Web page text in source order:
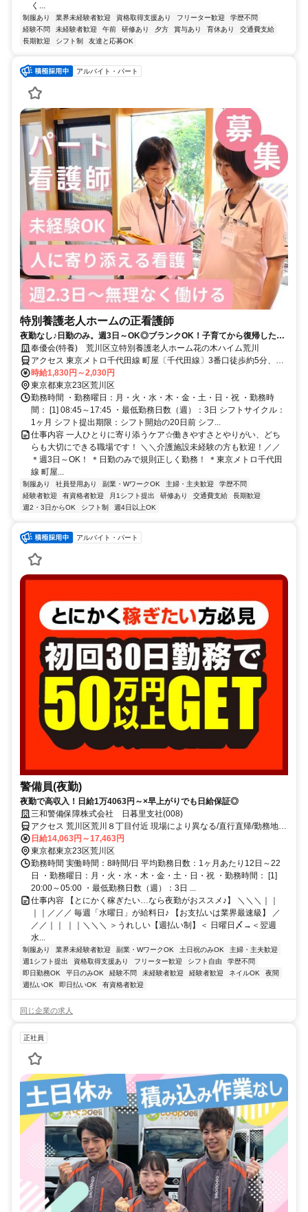
く...
制服あり 業界未経験者歓迎 資格取得支援あり フリーター歓迎
学歴不問
経験不問
未経験者歓迎 午前 研修あり 夕方 賞与あり 育休あり
交通費支給
長期歓迎
シフト制 友達と応募OK
アルバイト・パート
特別養護老人ホームの正看護師
夜勤なし♪日勤のみ。週3日～OK◎ブランクOK！子育てから復帰したス
タッフも多数活躍中！
奉優会(特養) 荒川区立特別養護老人ホーム花の木ハイム荒川
アクセス 東京メトロ千代田線 町屋〔千代田線〕3番口徒歩約5分、京
成本線 新三河島徒歩約5分、都電荒川線 町屋二丁目徒歩約6分
時給1,830円～2,030円
東京都東京23区荒川区
勤務時間 ・勤務曜日：月・火・水・木・金・土・日・祝 ・勤務時
間： [1] 08:45～17:45 ・最低勤務日数（週）：3日 シフトサイクル：
1ヶ月 シフト提出期限：シフト開始の20日前 シフ...
仕事内容 一人ひとりに寄り添うケア☆働きやすさとやりがい、どち
らも大切にできる職場です！ ＼＼介護施設未経験の方も歓迎！／／
＊週3日～OK！ ＊日勤のみで規則正しく勤務！ ＊東京メトロ千代田
線 町屋...
制服あり 社員登用あり 副業・WワークOK 主婦・主夫歓迎
学歴不問
経験者歓迎
有資格者歓迎 月1シフト提出 研修あり 交通費支給
長期歓迎
週2・3日からOK
シフト制 週4日以上OK
アルバイト・パート
警備員(夜勤)
夜勤で高収入！日給1万4063円～×早上がりでも日給保証◎
三和警備保障株式会社 日暮里支社(008)
アクセス 荒川区荒川８丁目付近 現場により異なる/直行直帰/勤務地相
談可 ■電話面接■来社不要■即日勤務
日給14,063円～17,463円
東京都東京23区荒川区
勤務時間 実働時間：8時間/日 平均勤務日数：1ヶ月あたり12日～22
日 ・勤務曜日：月・火・水・木・金・土・日・祝 ・勤務時間： [1]
20:00～05:00 ・最低勤務日数（週）：3日 ...
仕事内容 【とにかく稼ぎたい…なら夜勤がおススメ♪】 ＼＼＼｜｜
｜｜／／／ 毎週「水曜日」が給料日♪ 【お支払いは業界最速級】 ／
／／｜｜ ｜｜＼＼＼ ＞うれしい【週払い制】＜ 日曜日〆→＜翌週
水...
制服あり 業界未経験者歓迎 副業・WワークOK 土日祝のみOK
主婦・主夫歓迎
週1シフト提出
資格取得支援あり フリーター歓迎 シフト自由
学歴不問
即日勤務OK
平日のみOK 経験不問 未経験者歓迎 経験者歓迎 ネイルOK
夜間
週払いOK
即日払いOK 有資格者歓迎
同じ企業の求人
正社員